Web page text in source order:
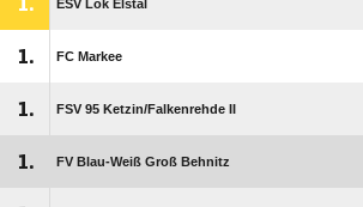
1. ESV Lok Elstal
1. FC Markee
1. FSV 95 Ketzin/​Falkenrehde II
1. FV Blau-Weiß Groß Behnitz